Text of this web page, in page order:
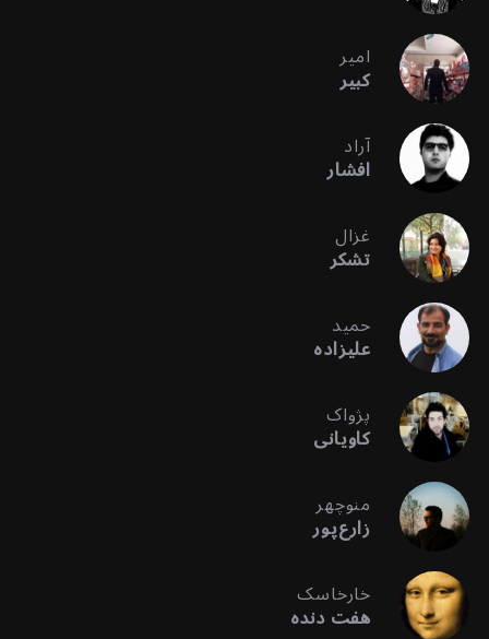
امیر
کبیر
آراد
افشار
غزال
تشکر
حمید
علیزاده
پژواک
کاویانی
منوچهر
زارع‌پور
خارخاسک
هفت دنده